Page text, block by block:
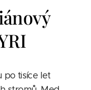
po tisíce let